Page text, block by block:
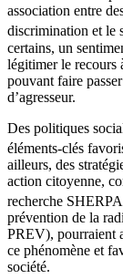
association entre
discrimination et le
certains, un
légitimer le recours
pouvant faire
d’agresseur.
Des politiques
éléments-clés
ailleurs, des
action citoyenne,
recherche SHERPA
prévention de la
PREV), pourraient
ce phénomène et
société.